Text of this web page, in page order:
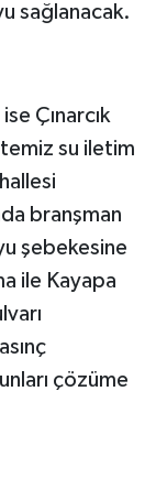
sağlanacak.
Çınarcık
temiz su iletim
branşman
şebekesine
ile Kayapa
çözüme